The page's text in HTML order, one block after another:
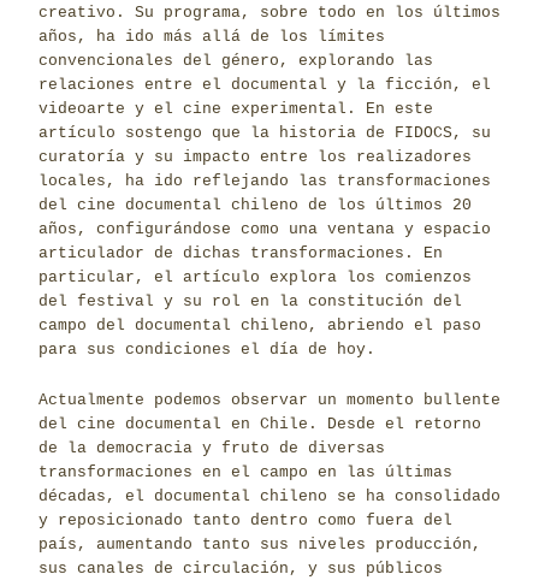
creativo. Su programa, sobre todo en los últimos
años, ha ido más allá de los límites
convencionales del género, explorando las
relaciones entre el documental y la ficción, el
videoarte y el cine experimental. En este
artículo sostengo que la historia de FIDOCS, su
curatoría y su impacto entre los realizadores
locales, ha ido reflejando las transformaciones
del cine documental chileno de los últimos 20
años, configurándose como una ventana y espacio
articulador de dichas transformaciones. En
particular, el artículo explora los comienzos
del festival y su rol en la constitución del
campo del documental chileno, abriendo el paso
para sus condiciones el día de hoy.
Actualmente podemos observar un momento bullente
del cine documental en Chile. Desde el retorno
de la democracia y fruto de diversas
transformaciones en el campo en las últimas
décadas, el documental chileno se ha consolidado
y reposicionado tanto dentro como fuera del
país, aumentando tanto sus niveles producción,
sus canales de circulación, y sus públicos